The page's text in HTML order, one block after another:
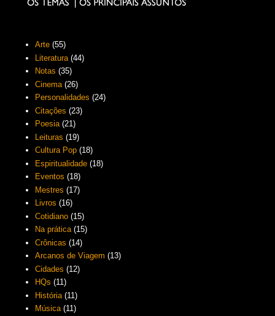
Arte (55)
Literatura (44)
Notas (35)
Cinema (26)
Personalidades (24)
Citações (23)
Poesia (21)
Leituras (19)
Cultura Pop (18)
Espiritualidade (18)
Eventos (18)
Mestres (17)
Livros (16)
Cotidiano (15)
Na prática (15)
Crônicas (14)
Arcanos de Viagem (13)
Cidades (12)
HQs (11)
História (11)
Música (11)